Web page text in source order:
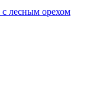
лесным орехом